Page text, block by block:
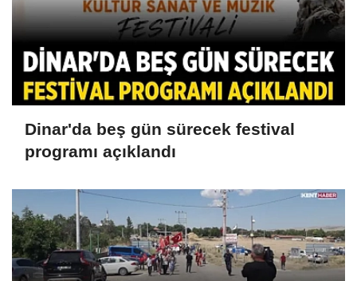
Dinar'da beş gün sürecek festival
programı açıklandı